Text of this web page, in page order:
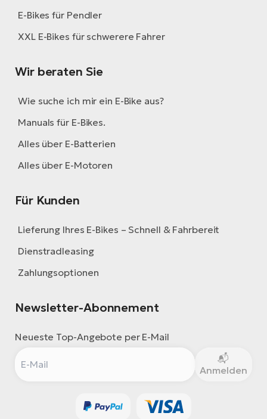
E-Bikes für Pendler
XXL E-Bikes für schwerere Fahrer
Wir beraten Sie
Wie suche ich mir ein E-Bike aus?
Manuals für E-Bikes.
Alles über E-Batterien
Alles über E-Motoren
Für Kunden
Lieferung Ihres E-Bikes – Schnell & Fahrbereit
Dienstradleasing
Zahlungsoptionen
Newsletter-Abonnement
Neueste Top-Angebote per E-Mail
Anmelden